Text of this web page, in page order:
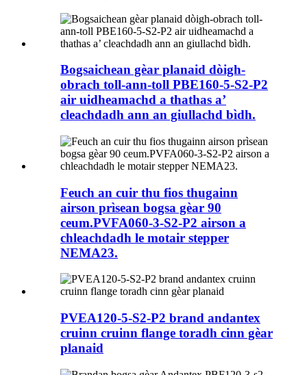
Bogsaichean gèar planaid dòigh-
obrach toll-ann-toll PBE160-5-S2-P2
air uidheamachd a thathas a’
cleachdadh ann an giullachd bìdh.
Feuch an cuir thu fios thugainn
airson prìsean bogsa gèar 90
ceum.PVFA060-3-S2-P2 airson a
chleachdadh le motair stepper
NEMA23.
PVEA120-5-S2-P2 brand andantex
cruinn cruinn flange toradh cinn gèar
planaid